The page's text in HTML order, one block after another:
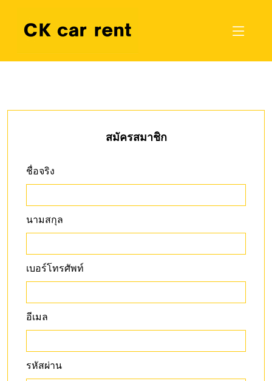
สมัครสมาชิก
ชื่อจริง
นามสกุล
เบอร์โทรศัพท์
อีเมล
รหัสผ่าน